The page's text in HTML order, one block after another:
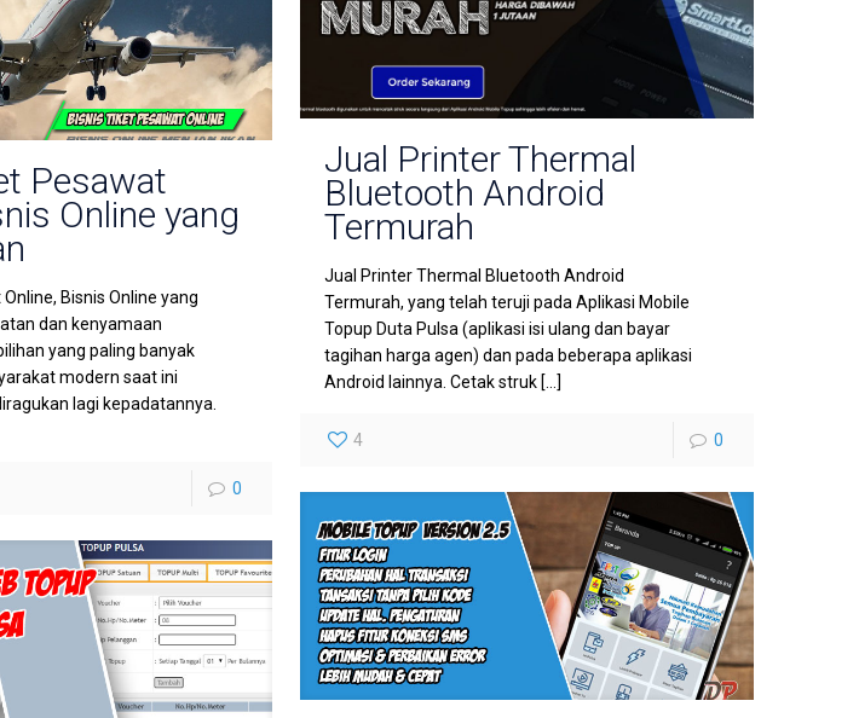
Pesawat
Online yang
Bisnis Online yang
dan kenyamaan
yang paling banyak
modern saat ini
lagi kepadatannya.
0
Jual Printer Thermal
Bluetooth Android
Termurah
Jual Printer Thermal Bluetooth Android
Termurah, yang telah teruji pada Aplikasi Mobile
Topup Duta Pulsa (aplikasi isi ulang dan bayar
tagihan harga agen) dan pada beberapa aplikasi
Android lainnya. Cetak struk […]
4 0